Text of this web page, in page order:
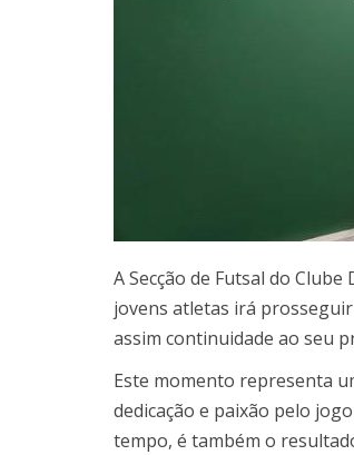
A Secção de Futsal do
jovens atletas irá
assim continuidade ao seu
Este momento representa
dedicação e paixão pelo
tempo, é também o